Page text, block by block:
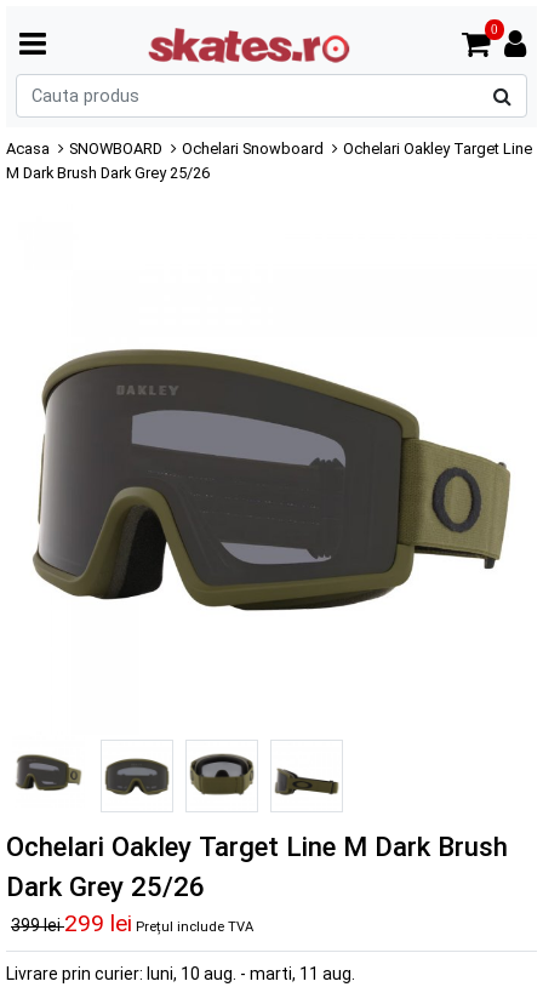
0
Acasa SNOWBOARD Ochelari Snowboard
Ochelari Oakley Target Line
M Dark Brush Dark Grey 25/26
Ochelari Oakley Target Line M Dark Brush
Dark Grey 25/26
399 lei299 lei Prețul include TVA
Livrare prin curier: luni, 10 aug. - marti, 11 aug.